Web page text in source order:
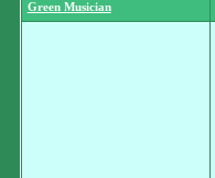
Green Musician